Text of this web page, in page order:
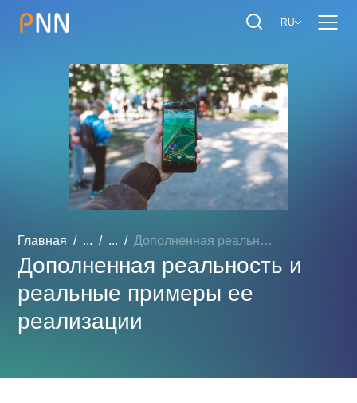
RU
Главная ... ... Дополненная реальность и ...
Дополненная реальность и
реальные примеры ее
реализации